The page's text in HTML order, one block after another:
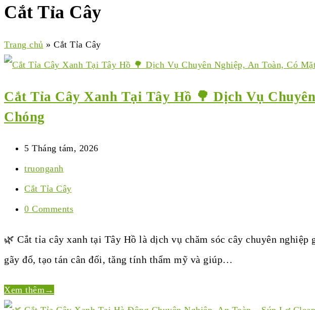
Cắt Tỉa Cây
Trang chủ » Cắt Tỉa Cây
Cắt Tỉa Cây Xanh Tại Tây Hồ 🌳 Dịch Vụ
Chóng
5 Tháng tám, 2026
truonganh
Cắt Tỉa Cây
0 Comments
🌿 Cắt tỉa cây xanh tại Tây Hồ là dịch vụ chăm sóc cây chuyên nghiệp
gãy đổ, tạo tán cân đối, tăng tính thẩm mỹ và giúp…
Xem thêm→